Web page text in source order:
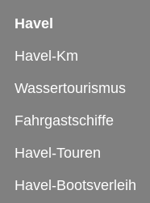
Havel
Havel-Km
Wassertourismus
Fahrgastschiffe
Havel-Touren
Havel-Bootsverleih